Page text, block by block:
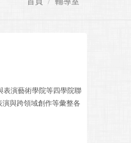
演藝術學院等四學院聯
與跨領域創作等彙整各